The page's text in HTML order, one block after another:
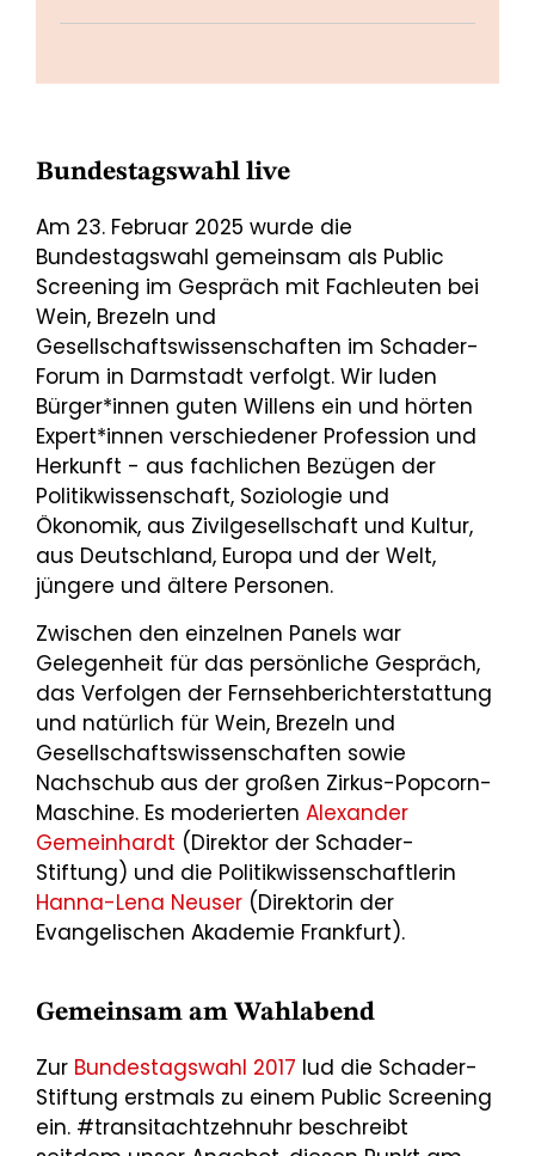
Bundestagswahl live
Am 23. Februar 2025 wurde die
Bundestagswahl gemeinsam als Public
Screening im Gespräch mit Fachleuten bei
Wein, Brezeln und
Gesellschaftswissenschaften im Schader-
Forum in Darmstadt verfolgt. Wir luden
Bürger*innen guten Willens ein und hörten
Expert*innen verschiedener Profession und
Herkunft - aus fachlichen Bezügen der
Politikwissenschaft, Soziologie und
Ökonomik, aus Zivilgesellschaft und Kultur,
aus Deutschland, Europa und der Welt,
jüngere und ältere Personen.
Zwischen den einzelnen Panels war
Gelegenheit für das persönliche Gespräch,
das Verfolgen der Fernsehberichterstattung
und natürlich für Wein, Brezeln und
Gesellschaftswissenschaften sowie
Nachschub aus der großen Zirkus-Popcorn-
Maschine. Es moderierten Alexander
Gemeinhardt (Direktor der Schader-
Stiftung) und die Politikwissenschaftlerin
Hanna-Lena Neuser (Direktorin der
Evangelischen Akademie Frankfurt).
Gemeinsam am Wahlabend
Zur Bundestagswahl 2017 lud die Schader-
Stiftung erstmals zu einem Public Screening
ein. #transitachtzehnuhr beschreibt